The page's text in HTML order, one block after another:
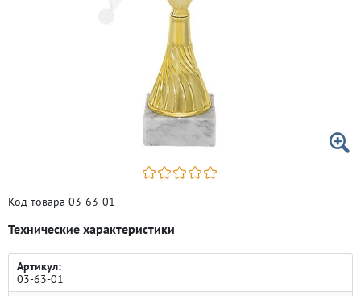
Код товара 03-63-01
Технические характеристики
Артикул:
03-63-01